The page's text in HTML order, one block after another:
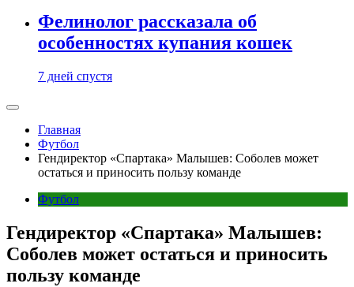
Фелинолог рассказала об
особенностях купания кошек
7 дней спустя
Главная
Футбол
Гендиректор «Спартака» Малышев: Соболев может
остаться и приносить пользу команде
Футбол
Гендиректор «Спартака» Малышев:
Соболев может остаться и приносить
пользу команде